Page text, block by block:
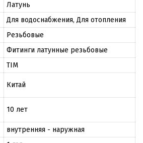
Латунь
Для водоснабжения, Для отопления
Резьбовые
Фитинги латунные резьбовые
TIM
Китай
10 лет
внутренняя - наружная